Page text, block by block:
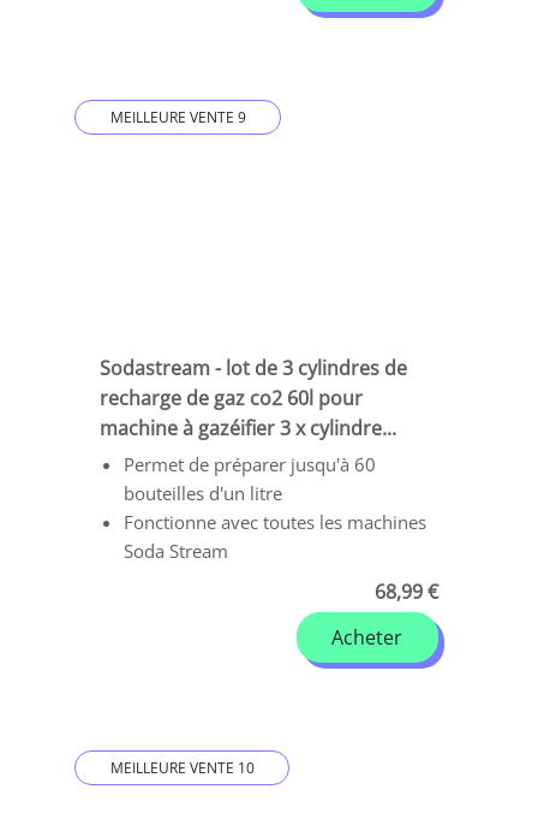
MEILLEURE VENTE 9
Sodastream - lot de 3 cylindres de
recharge de gaz co2 60l pour
machine à gazéifier 3 x cylindre...
Permet de préparer jusqu'à 60
bouteilles d'un litre
Fonctionne avec toutes les machines
Soda Stream
68,99 €
Acheter
MEILLEURE VENTE 10